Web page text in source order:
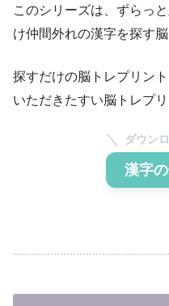
このシリーズは、ずらっ
け仲間外れの漢字を探す
探すだけの脳トレプリン
いただきたすい脳トレプリ
ダウン
漢字